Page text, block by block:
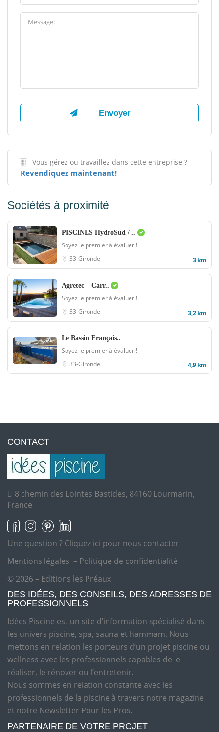
Vous gérez ou travaillez dans cette entreprise ?
Revendiquez maintenant!
Sociétés à proximité
PISCINES HydroSud / ..
Soyez le premier à évaluer !
33-Gironde
3 km
Agretec – Carr..
Soyez le premier à évaluer !
33-Gironde
3,2 km
Le Bassin Français..
Soyez le premier à évaluer !
33-Gironde
4,9 km
CONTACT
8 chemin des Lointes Bastides, 84160 Lourmarin,
France
Une question ? Cliquez ici pour nous contacter
Mentions légales – Politique de confidentialité
© 2026 – Editions les Préaux
DES IDÉES, DES CONSEILS, DES ADRESSES DE
PROFESSIONNELS
Idées Piscine est un site d’information spécialisé dans
les univers piscine, spa, sauna et hammam. Nous
mettons en relation les porteurs d’un projet piscine ou
wellness avec les professionnels capables de le
réaliser, le rénover ou l’entretenir.
Nous sommes en relation constante avec les
professionnels de la piscine à travers notre magazine
et notre Newsletter Pour les Pros.
PARTENAIRE DE VOTRE PROJET